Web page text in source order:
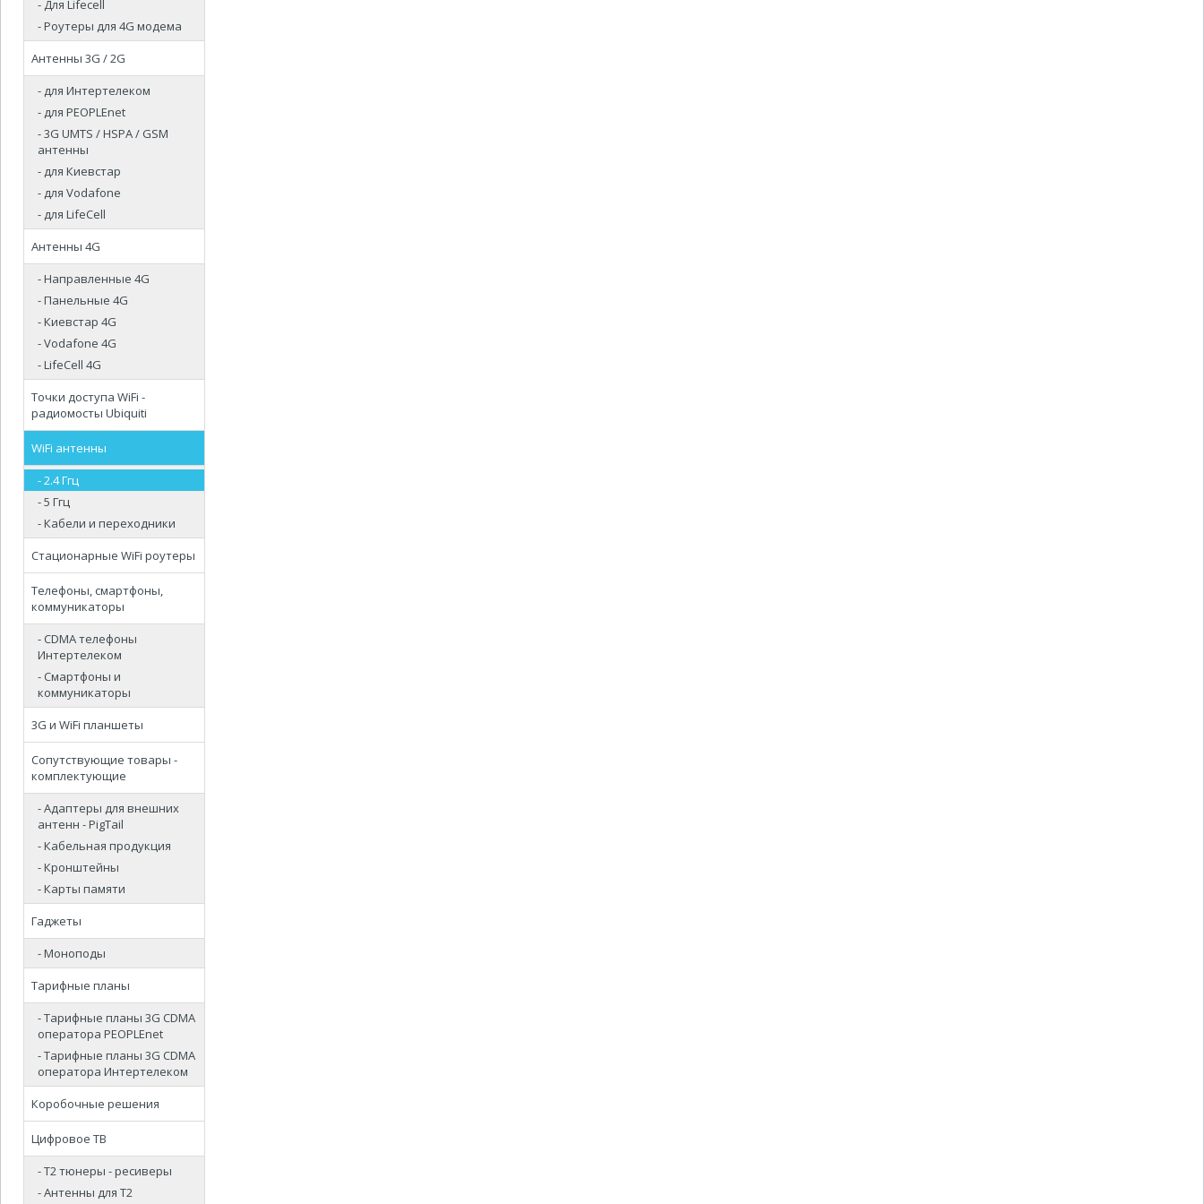
- Для Lifecell
- Роутеры для 4G модема
Антенны 3G / 2G
- для Интертелеком
- для PEOPLEnet
- 3G UMTS / HSPA / GSM
антенны
- для Киевстар
- для Vodafone
- для LifeCell
Антенны 4G
- Направленные 4G
- Панельные 4G
- Киевстар 4G
- Vodafone 4G
- LifeCell 4G
Точки доступа WiFi -
радиомосты Ubiquiti
WiFi антенны
- 2.4 Ггц
- 5 Ггц
- Кабели и переходники
Стационарные WiFi роутеры
Телефоны, смартфоны,
коммуникаторы
- CDMA телефоны
Интертелеком
- Смартфоны и
коммуникаторы
3G и WiFi планшеты
Сопутствующие товары -
комплектующие
- Адаптеры для внешних
антенн - PigTail
- Кабельная продукция
- Кронштейны
- Карты памяти
Гаджеты
- Моноподы
Тарифные планы
- Тарифные планы 3G CDMA
оператора PEOPLEnet
- Тарифные планы 3G CDMA
оператора Интертелеком
Коробочные решения
Цифровое ТВ
- Т2 тюнеры - ресиверы
- Антенны для Т2